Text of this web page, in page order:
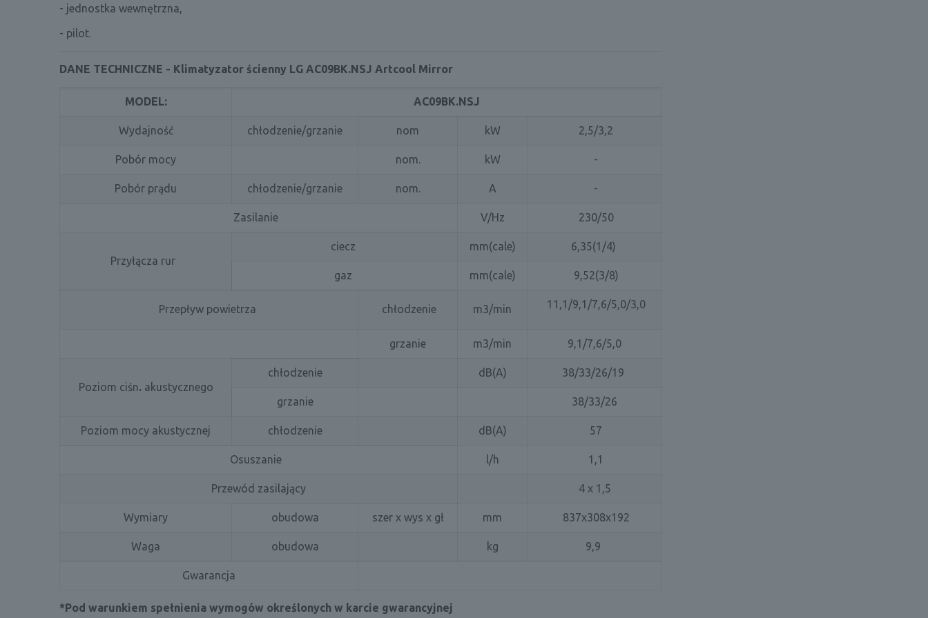
- jednostka wewnętrzna,
- pilot.
DANE TECHNICZNE - Klimatyzator ścienny LG AC09BK.NSJ Artcool Mirror
MODEL: AC09BK.NSJ
Wydajność chłodzenie/grzanie nom kW 2,5/3,2
Pobór mocy nom. kW -
Pobór prądu chłodzenie/grzanie nom. A -
Zasilanie V/Hz 230/50
Przyłącza rur
ciecz mm(cale) 6,35(1/4)
gaz mm(cale) 9,52(3/8)
Przepływ powietrza chłodzenie m3/min 11,1/9,1/7,6/5,0/3,0
grzanie m3/min 9,1/7,6/5,0
Poziom ciśn. akustycznego
chłodzenie dB(A) 38/33/26/19
grzanie 38/33/26
Poziom mocy akustycznej chłodzenie dB(A) 57
Osuszanie l/h 1,1
Przewód zasilający 4 x 1,5
Wymiary obudowa szer x wys x gł mm 837x308x192
Waga obudowa kg 9,9
Gwarancja
*Pod warunkiem spełnienia wymogów określonych w karcie gwarancyjnej